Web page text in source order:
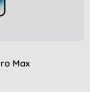
Max